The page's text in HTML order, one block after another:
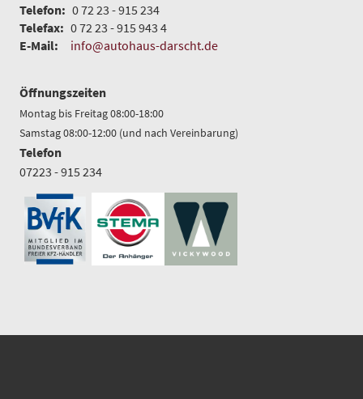
Telefon: 0 72 23 - 915 234
Telefax: 0 72 23 - 915 943 4
E-Mail:
info@autohaus-darscht.de
Öffnungszeiten
Montag bis Freitag 08:00-18:00
Samstag 08:00-12:00 (und nach Vereinbarung)
Telefon
07223 - 915 234